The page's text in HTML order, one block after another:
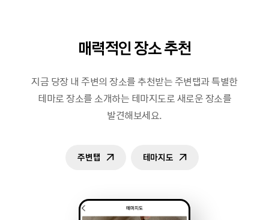
매력적인 장소 추천
지금 당장 내 주변의 장소를 추천받는 주변탭과 특별한
테마로 장소를 소개하는 테마지도로 새로운 장소를
발견해보세요.
주변탭 테마지도